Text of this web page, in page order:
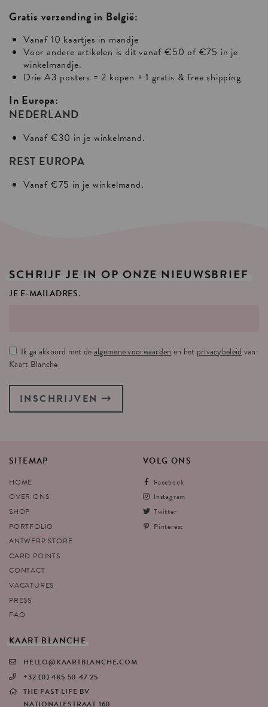
Gratis verzending in België:
Vanaf 10 kaartjes in mandje
Voor andere artikelen is dit vanaf €50 of €75 in je
winkelmandje.
Drie A3 posters = 2 kopen + 1 gratis & free shipping
In Europa:
NEDERLAND
Vanaf €30 in je winkelmand.
REST EUROPA
Vanaf €75 in je winkelmand.
SCHRIJF JE IN OP ONZE NIEUWSBRIEF
JE E-MAILADRES:
Ik ga akkoord met dealgemene voorwaardenen het privacybeleidvan
Kaart Blanche.
INSCHRIJVEN
SITEMAP
HOME
OVER ONS
SHOP
PORTFOLIO
ANTWERP STORE
CARD POINTS
CONTACT
VACATURES
PRESS
FAQ
VOLG ONS
Facebook
Instagram
Twitter
Pinterest
KAART BLANCHE
HELLO@KAARTBLANCHE.COM
+32 (0) 485 50 47 25
THE FAST LIFE BV
NATIONALESTRAAT 160